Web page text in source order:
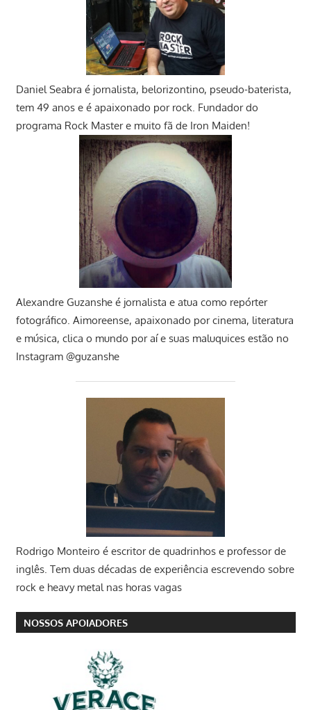
Daniel Seabra é jornalista, belorizontino, pseudo-baterista,
tem 49 anos e é apaixonado por rock. Fundador do
programa Rock Master e muito fã de Iron Maiden!
Alexandre Guzanshe é jornalista e atua como repórter
fotográfico. Aimoreense, apaixonado por cinema, literatura
e música, clica o mundo por aí e suas maluquices estão no
Instagram @guzanshe
Rodrigo Monteiro é escritor de quadrinhos e professor de
inglês. Tem duas décadas de experiência escrevendo sobre
rock e heavy metal nas horas vagas
NOSSOS APOIADORES